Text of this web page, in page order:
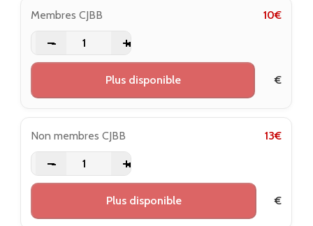
Membres CJBB 10€
- +
Plus disponible €
Non membres CJBB 13€
- +
Plus disponible €